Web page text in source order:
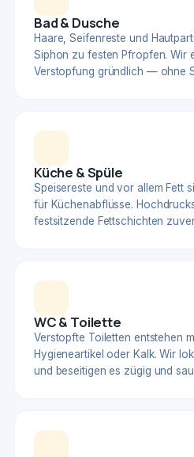
Bad & Dusche
Haare, Seifenreste und
Siphon zu festen Pfropfen. Wir
Verstopfung gründlich — ohne
Küche & Spüle
Speisereste und vor allem Fett
für Küchenabflüsse.
festsitzende Fettschichten
WC & Toilette
Verstopfte Toiletten entstehen
Hygieneartikel oder Kalk. Wir
und beseitigen es zügig und